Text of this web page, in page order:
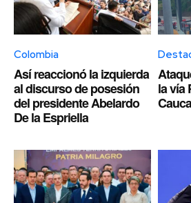
Colombia
Así reaccionó la izquierda
al discurso de posesión
del presidente Abelardo
De la Espriella
la vía
Cauca